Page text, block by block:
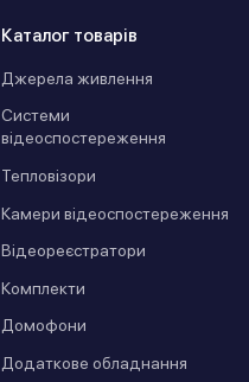
Каталог товарів
Джерела живлення
Системи
відеоспостереження
Тепловізори
Камери відеоспостереження
Відеореєстратори
Комплекти
Домофони
Додаткове обладнання